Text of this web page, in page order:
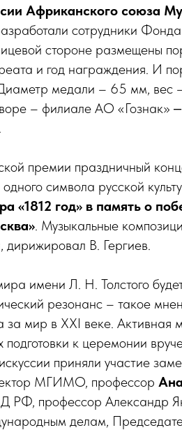
Африканского союза
сотрудники
стороне размещены
и год награждения. И
медали – 65 мм, вес
– филиале АО «Гознак»
премии праздничный
символа русской
«1812 год» в память о
. Музыкальные
дирижировал В. Гергиев.
имени Л. Н. Толстого
резонанс – такое
за мир в XXI веке. Активная
к церемонии
приняли участие
МГИМО, профессор
РФ, профессор Александр
делам,